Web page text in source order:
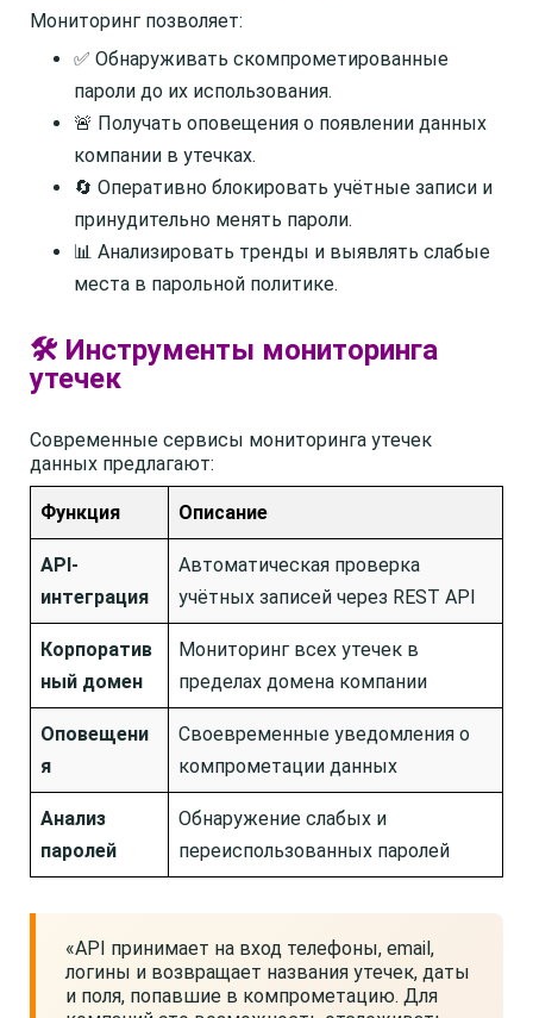
Мониторинг позволяет:
✅ Обнаруживать скомпрометированные
пароли до их использования.
🚨 Получать оповещения о появлении данных
компании в утечках.
🔄 Оперативно блокировать учётные записи и
принудительно менять пароли.
📊 Анализировать тренды и выявлять слабые
места в парольной политике.
🛠️ Инструменты мониторинга
утечек
Современные сервисы мониторинга утечек
данных предлагают:
Функция Описание
API-
интеграция
Автоматическая проверка
учётных записей через REST API
Корпоратив
ный домен
Мониторинг всех утечек в
пределах домена компании
Оповещени
я
Своевременные уведомления о
компрометации данных
Анализ
паролей
Обнаружение слабых и
переиспользованных паролей
«API принимает на вход телефоны, email,
логины и возвращает названия утечек, даты
и поля, попавшие в компрометацию. Для